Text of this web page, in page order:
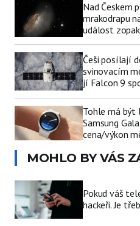
Nad Českem
mrakodrapu
událost
Češi posílají
svinovacím
jí Falcon 9
Tohle má být
Samsung
cena/výkon
MOHLO BY VÁS
Pokud váš
hackeři. Je